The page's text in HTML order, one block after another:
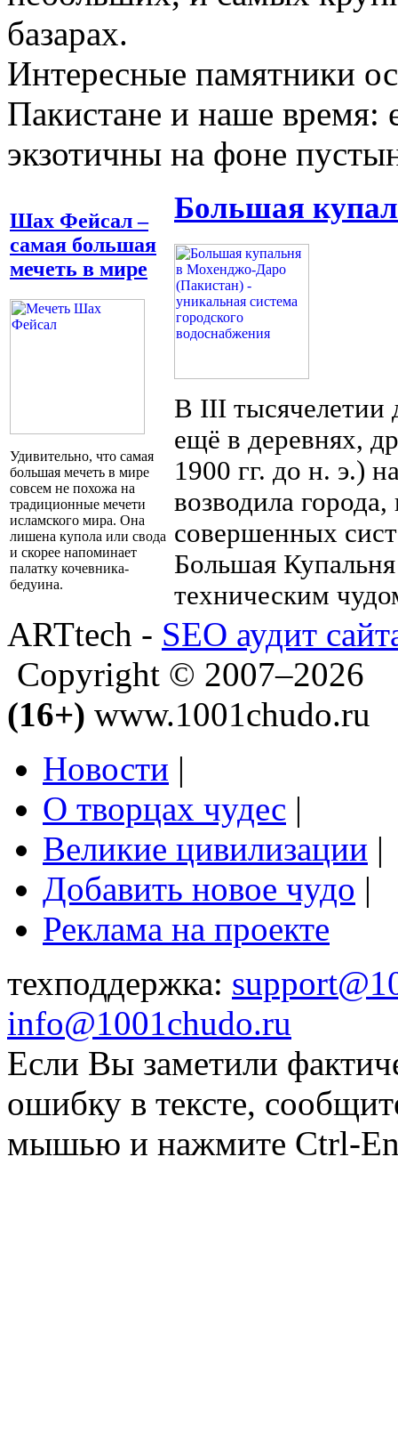
базарах.
Интересные памятники
Пакистане и наше время:
экзотичны на фоне
Шах Фейсал –
самая большая
мечеть в мире
Удивительно, что самая
большая мечеть в мире
совсем не похожа на
традиционные мечети
исламского мира. Она
лишена купола или свода
и скорее напоминает
палатку кочевника-
бедуина.
Большая
В III тысячелетии
ещё в деревнях,
1900 гг. до н. э.)
возводила
совершенных
Большая
техническим
ARTtech - SEO аудит
Copyright © 2007–2026
(16+) www.1001chudo.ru
Новости |
О творцах чудес |
Великие цивилизации |
Добавить новое чудо |
Реклама на проекте
техподдержка:
info@1001chudo.ru
Если Вы заметили
ошибку в тексте,
мышью и нажмите Ctrl-